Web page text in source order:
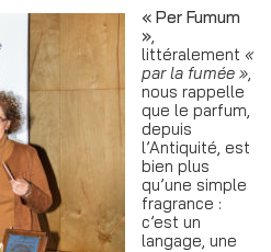
« Per Fumum
»,
littéralement «
par la fumée »,
nous rappelle
que le parfum,
depuis
l’Antiquité, est
bien plus
qu’une simple
fragrance :
c’est un
langage, une